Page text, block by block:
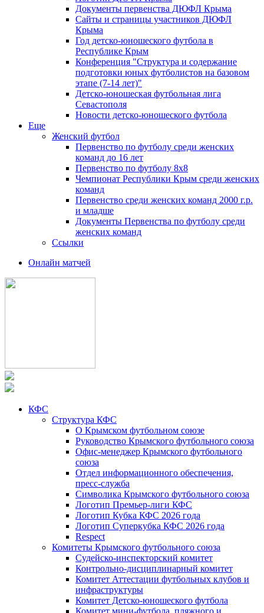
Документы первенства ДЮФЛ Крыма
Сайты и страницы участников ДЮФЛ
Крыма
Год детско-юношеского футбола в
Республике Крым
Конференция "Структура и содержание
подготовки юных футболистов на базовом
этапе (7-14 лет)"
Детско-юношеская футбольная лига
Севастополя
Новости детско-юношеского футбола
Еще
Женский футбол
Первенство по футболу среди женских
команд до 16 лет
Первенство по футболу 8х8
Чемпионат Республики Крым среди женских
команд
Первенство среди женских команд 2000 г.р.
и младше
Документы Первенства по футболу среди
женских команд
Ссылки
Онлайн матчей
КФС
Структура КФС
О Крымском футбольном союзе
Руководство Крымского футбольного союза
Офис-менеджер Крымского футбольного
союза
Отдел информационного обеспечения,
пресс-служба
Символика Крымского футбольного союза
Логотип Премьер-лиги КФС
Логотип Кубка КФС 2026 года
Логотип Суперкубка КФС 2026 года
Respect
Комитеты Крымского футбольного союза
Судейско-инспекторский комитет
Контрольно-дисциплинарный комитет
Комитет Аттестации футбольных клубов и
инфраструктуры
Комитет Детско-юношеского футбола
Комитет мини-футбола, пляжного и